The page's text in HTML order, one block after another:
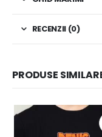
RECENZII (0)
PRODUSE